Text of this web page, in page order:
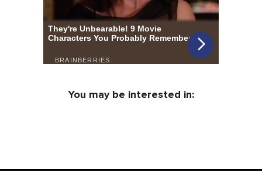
You may be interested in: